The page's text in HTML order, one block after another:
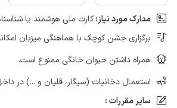
مدارک مورد نیاز:کارت ملی هوشمند یا
برگزاری جشن کوچک با هماهنگی میزبان
همراه داشتن حیوان خانگی ممنوع است.
استعمال دخانیات (سیگار، قلیان و ...) در
سایر مقررات :